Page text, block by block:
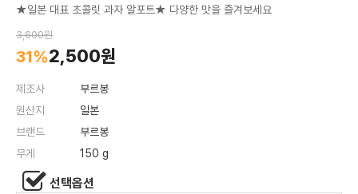
★일본 대표 초콜릿 과자 알포트★ 다양한 맛을 즐겨보세요
3,600원
31%2,500원
제조사
부르봉
원산지
일본
브랜드
부르봉
무게
150 g
선택옵션